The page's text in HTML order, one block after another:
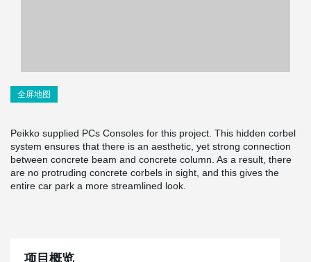
全屏地图
Peikko supplied PCs Consoles for this project. This hidden corbel
system ensures that there is an aesthetic, yet strong connection
between concrete beam and concrete column. As a result, there
are no protruding concrete corbels in sight, and this gives the
entire car park a more streamlined look.
项目概览